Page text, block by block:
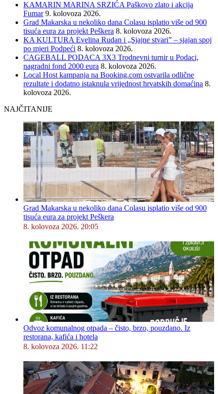
KAMARIN MARINA SRZIĆA Paškovo zlato i akcija
Fumar 9. kolovoza 2026.
Grad Makarska u nekoliko dana Colasu isplatio više od 900
tisuća eura za projekt Peškera 8. kolovoza 2026.
KA KULTURA Evelina Rudan i „Sjajne stvari” – sjajan spoj
po mjeri Podpeći 8. kolovoza 2026.
CAGEBALL PODACA 3X3 Trodnevni turnir u Podaci,
nagradni fond 2000 eura 8. kolovoza 2026.
Local Host kampanja na Booking.com ostvarila odlične
rezultate i dodatno istaknula vrijednost hrvatskih domaćina 8.
kolovoza 2026.
NAJČITANIJE
Grad Makarska u nekoliko dana Colasu isplatio više od 900
tisuća eura za projekt Peškera
8. kolovoza 2026. 20:05
Odvoz komunalnog otpada – čisto, brzo, pouzdano. Iz
restorana, kafića i hotela
8. kolovoza 2026. 11:22